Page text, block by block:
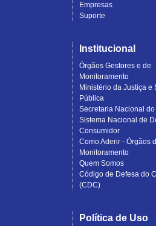
Empresas
Suporte
Institucional
Órgãos Gestores e de
Monitoramento
Ministério da Justiça e
Pública
Secretaria Nacional
Sistema Nacional de
Consumidor
Como Aderir - Órgãos
Monitoramento
Quem Somos
Código de Defesa do
(CDC)
Política de Uso